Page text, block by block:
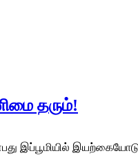
தரும்!
இயற்கையோடு